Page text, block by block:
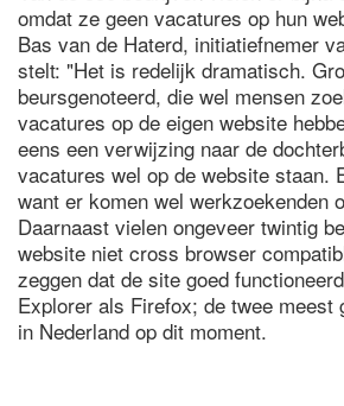
omdat ze geen vacatures op hun
Bas van de Haterd, initiatiefnemer
stelt: "Het is redelijk dramatisch.
beursgenoteerd, die wel mensen
vacatures op de eigen website
eens een verwijzing naar de
vacatures wel op de website staan.
want er komen wel werkzoekenden
Daarnaast vielen ongeveer twintig
website niet cross browser
zeggen dat de site goed
Explorer als Firefox; de twee meest
in Nederland op dit moment.